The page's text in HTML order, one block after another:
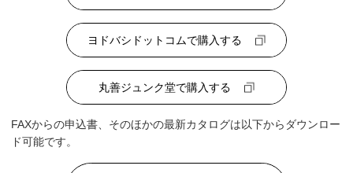
ヨドバシドットコムで購入する
丸善ジュンク堂で購入する
FAXからの申込書、そのほかの最新カタログは以下からダウンロー
ド可能です。